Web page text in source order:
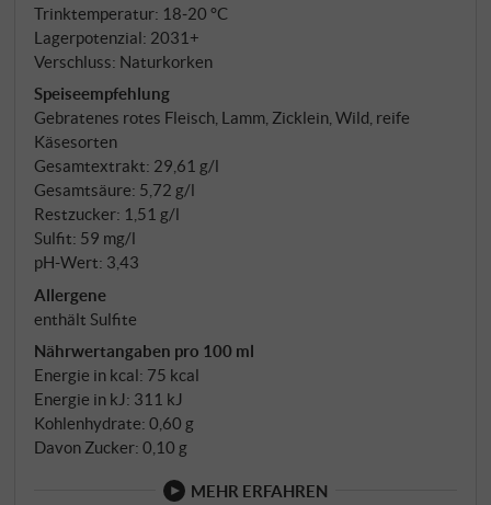
Trinktemperatur: 18‑20 °C
Lagerpotenzial: 2031+
Verschluss: Naturkorken
Speiseempfehlung
Gebratenes rotes Fleisch, Lamm, Zicklein, Wild, reife
Käsesorten
Gesamtextrakt: 29,61 g/l
Gesamtsäure: 5,72 g/l
Restzucker: 1,51 g/l
Sulfit: 59 mg/l
pH-Wert: 3,43
Allergene
enthält Sulfite
Nährwertangaben pro 100 ml
Energie in kcal: 75 kcal
Energie in kJ: 311 kJ
Kohlenhydrate: 0,60 g
Davon Zucker: 0,10 g
MEHR ERFAHREN